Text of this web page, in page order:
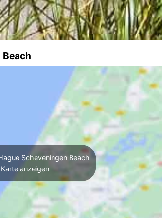
Scheveningen Beach
anzeigen